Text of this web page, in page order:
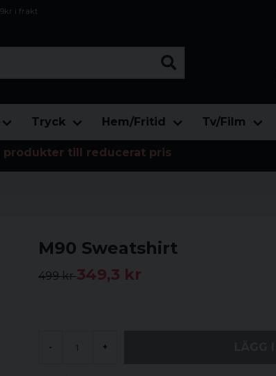
i frakt
Tryck Hem/Fritid Tv/Film
produkter till reducerat pris
M90 Sweatshirt
499 kr349,3 kr
- +